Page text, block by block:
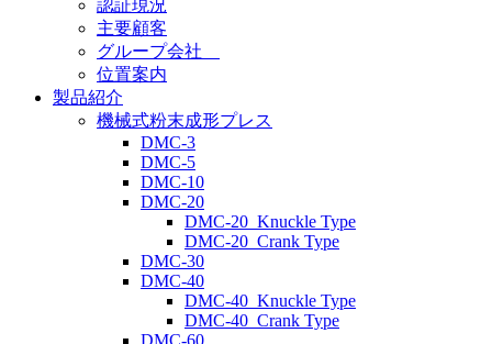
認証現況
主要顧客
グループ会社
位置案内
製品紹介
機械式粉末成形プレス
DMC-3
DMC-5
DMC-10
DMC-20
DMC-20_Knuckle Type
DMC-20_Crank Type
DMC-30
DMC-40
DMC-40_Knuckle Type
DMC-40_Crank Type